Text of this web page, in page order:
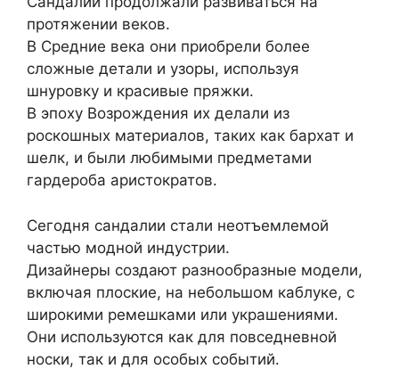
протяжении веков.
В Средние века они приобрели более
сложные детали и узоры, используя
шнуровку и красивые пряжки.
В эпоху Возрождения их делали из
роскошных материалов, таких как бархат и
шелк, и были любимыми предметами
гардероба аристократов.
Сегодня сандалии стали неотъемлемой
частью модной индустрии.
Дизайнеры создают разнообразные модели,
включая плоские, на небольшом каблуке, с
широкими ремешками или украшениями.
Они используются как для повседневной
носки, так и для особых событий.